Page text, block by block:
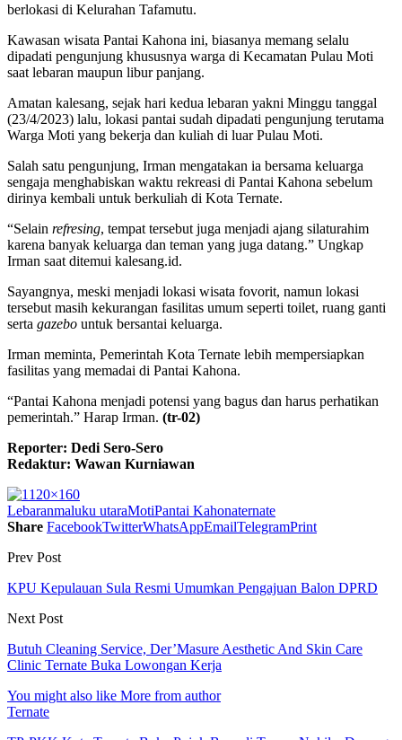
berlokasi di Kelurahan Tafamutu.
Kawasan wisata Pantai Kahona ini, biasanya memang selalu
dipadati pengunjung khususnya warga di Kecamatan Pulau Moti
saat lebaran maupun libur panjang.
Amatan kalesang, sejak hari kedua lebaran yakni Minggu tanggal
(23/4/2023) lalu, lokasi pantai sudah dipadati pengunjung terutama
Warga Moti yang bekerja dan kuliah di luar Pulau Moti.
Salah satu pengunjung, Irman mengatakan ia bersama keluarga
sengaja menghabiskan waktu rekreasi di Pantai Kahona sebelum
dirinya kembali untuk berkuliah di Kota Ternate.
“Selain refresing, tempat tersebut juga menjadi ajang silaturahim
karena banyak keluarga dan teman yang juga datang.” Ungkap
Irman saat ditemui kalesang.id.
Sayangnya, meski menjadi lokasi wisata fovorit, namun lokasi
tersebut masih kekurangan fasilitas umum seperti toilet, ruang ganti
serta gazebo untuk bersantai keluarga.
Irman meminta, Pemerintah Kota Ternate lebih mempersiapkan
fasilitas yang memadai di Pantai Kahona.
“Pantai Kahona menjadi potensi yang bagus dan harus perhatikan
pemerintah.” Harap Irman. (tr-02)
Reporter: Dedi Sero-Sero
Redaktur: Wawan Kurniawan
Lebaranmaluku utaraMotiPantai Kahonaternate
Share FacebookTwitterWhatsAppEmailTelegramPrint
Prev Post
KPU Kepulauan Sula Resmi Umumkan Pengajuan Balon DPRD
Next Post
Butuh Cleaning Service, Der’Masure Aesthetic And Skin Care
Clinic Ternate Buka Lowongan Kerja
You might also like More from author
Ternate